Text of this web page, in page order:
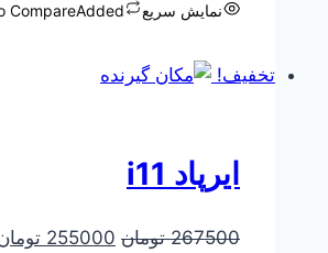
نمایش سریع CompareAdded
تخفیف!
ایرپاد i11
267500 تومان قیمت
255000